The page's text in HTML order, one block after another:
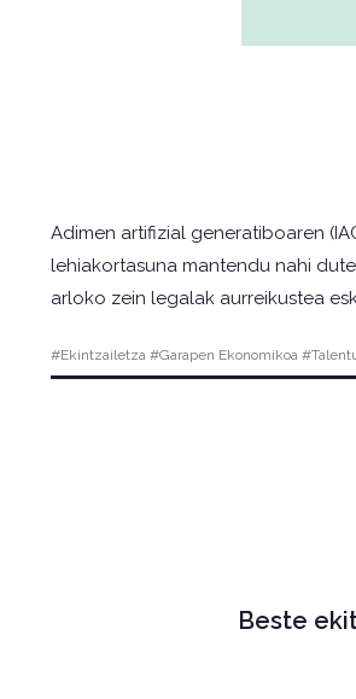
Adimen artifizial generatiboaren
lehiakortasuna mantendu nahi
arloko zein legalak aurreikustea
#Ekintzailetza #Garapen Ekonomikoa
Beste